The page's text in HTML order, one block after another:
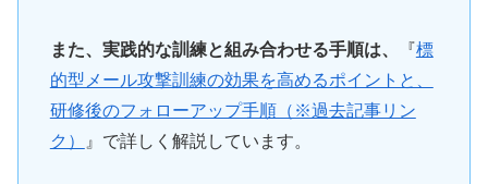
また、実践的な訓練と組み合わせる手順は、 『標
的型メール攻撃訓練の効果を高めるポイントと、
研修後のフォローアップ手順（※過去記事リン
ク）
』で詳しく解説しています。